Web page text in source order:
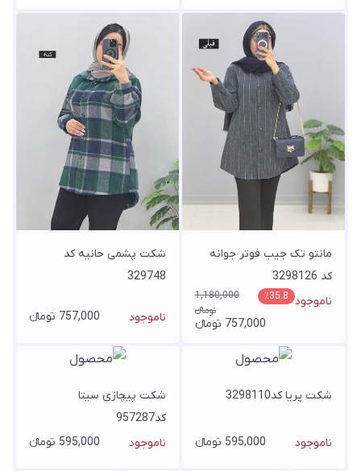
مانتو تک جیب فوتر جوانه
کد 3298126
ناموجود ٪35.8
1,180,000
تومانء
757,000 تومانء
شکت پشمی حانیه کد
329748
ناموجود 757,000 تومانء
شکت پریا کد3298110
ناموجود 595,000 تومانء
شکت پیچازی سیتا
کد957287
ناموجود
595,000 تومانء